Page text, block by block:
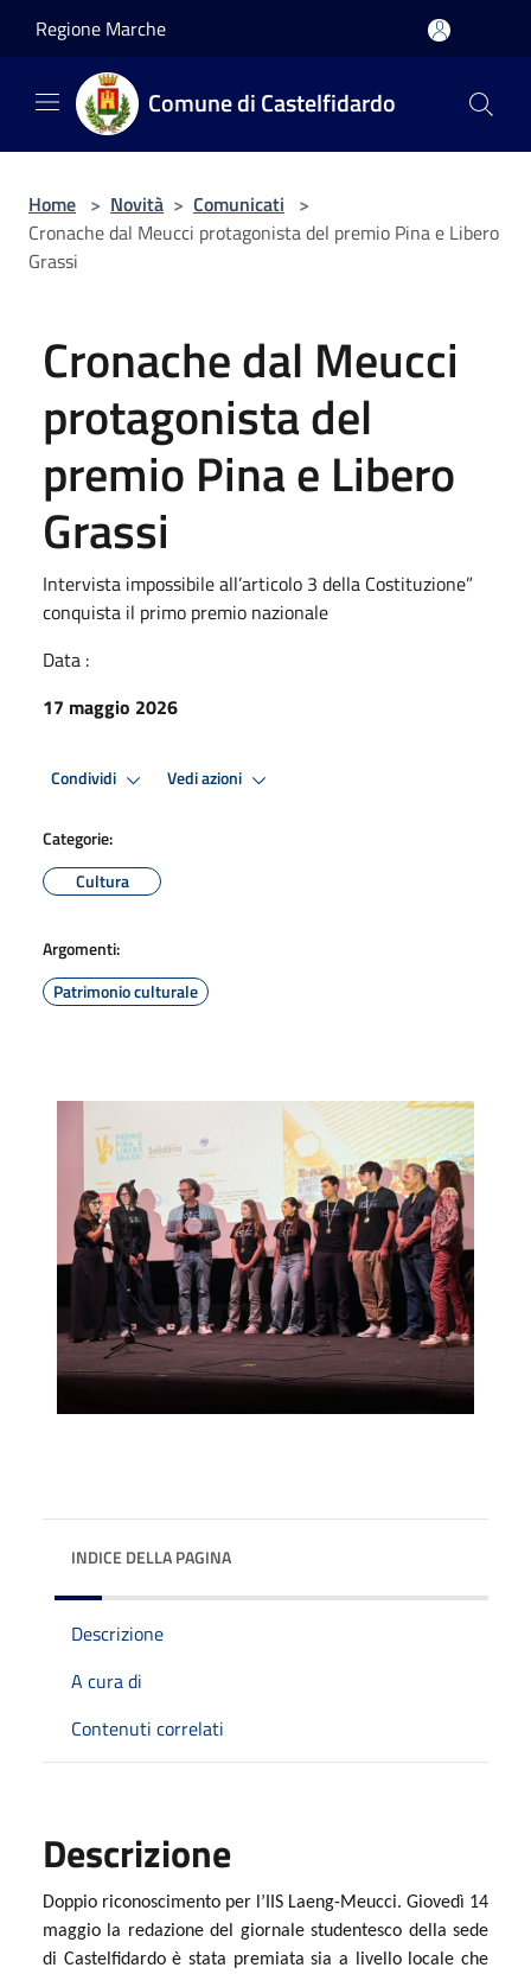
Regione Marche
Comune di Castelfidardo
Home > Novità > Comunicati >
Cronache dal Meucci protagonista del premio Pina e Libero
Grassi
Cronache dal Meucci
protagonista del
premio Pina e Libero
Grassi
Intervista impossibile all’articolo 3 della Costituzione”
conquista il primo premio nazionale
Data :
17 maggio 2026
Condividi Vedi azioni
Categorie:
Cultura
Argomenti:
Patrimonio culturale
INDICE DELLA PAGINA
Descrizione
A cura di
Contenuti correlati
Descrizione
Doppio riconoscimento per l’IIS Laeng-Meucci. Giovedì 14
maggio la redazione del giornale studentesco della sede
di Castelfidardo è stata premiata sia a livello locale che